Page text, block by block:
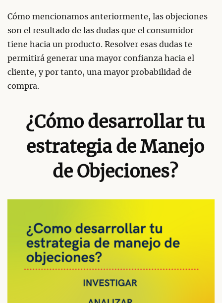
Cómo mencionamos anteriormente, las objeciones
son el resultado de las dudas que el consumidor
tiene hacia un producto. Resolver esas dudas te
permitirá generar una mayor confianza hacia el
cliente, y por tanto, una mayor probabilidad de
compra.
¿Cómo desarrollar tu
estrategia de Manejo
de Objeciones?